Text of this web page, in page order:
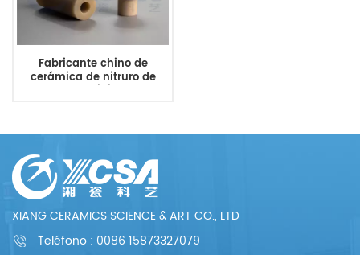
Fabricante chino de
cerámica de nitruro de
XIANG CERAMICS SCIENCE & ART CO., LTD
Teléfono : 0086 15873327079